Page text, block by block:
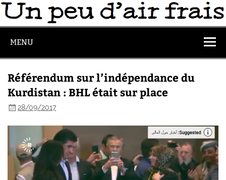
MENU
Référendum sur l’indépendance du
Kurdistan : BHL était sur place
28/09/2017